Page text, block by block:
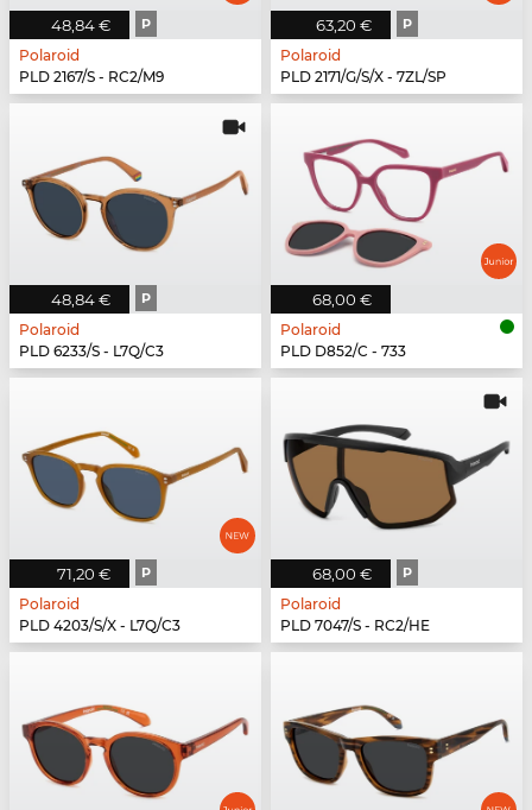
48,84 € P
Polaroid
PLD 2167/S - RC2/M9
63,20 € P
Polaroid
PLD 2171/G/S/X - 7ZL/SP
48,84 € P
Polaroid
PLD 6233/S - L7Q/C3
68,00 €
Polaroid
PLD D852/C - 733
71,20 € P
Polaroid
PLD 4203/S/X - L7Q/C3
68,00 € P
Polaroid
PLD 7047/S - RC2/HE